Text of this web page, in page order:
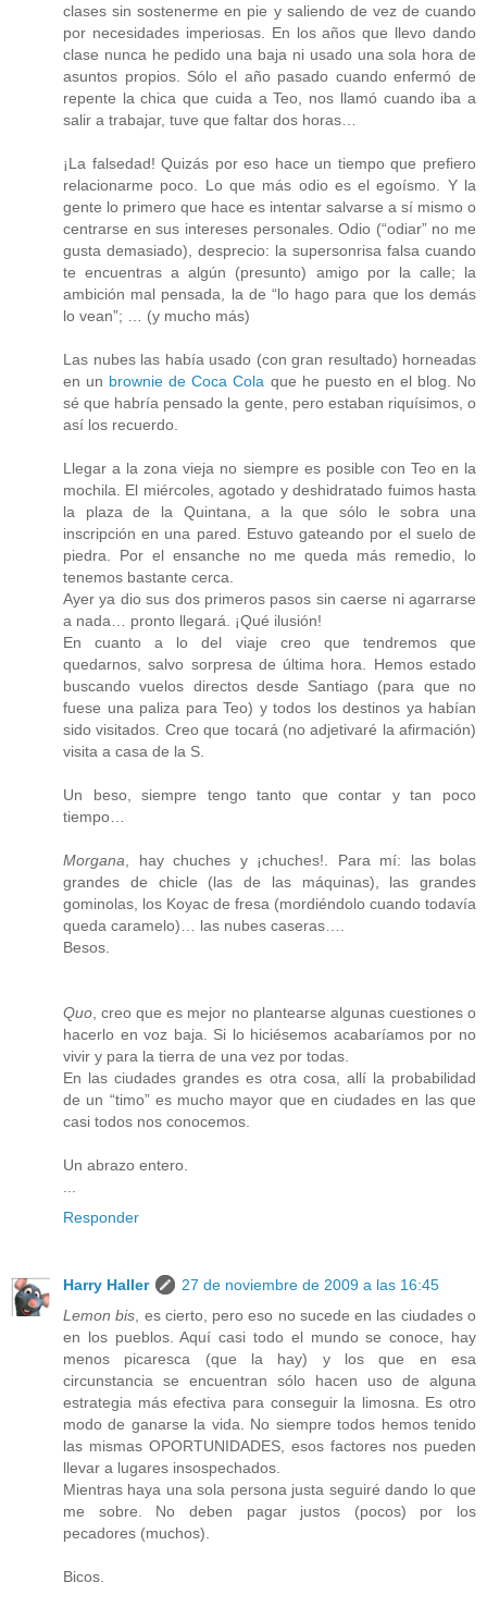
clases sin sostenerme en pie y saliendo de vez de cuando
por necesidades imperiosas. En los años que llevo dando
clase nunca he pedido una baja ni usado una sola hora de
asuntos propios. Sólo el año pasado cuando enfermó de
repente la chica que cuida a Teo, nos llamó cuando iba a
salir a trabajar, tuve que faltar dos horas…
¡La falsedad! Quizás por eso hace un tiempo que prefiero
relacionarme poco. Lo que más odio es el egoísmo. Y la
gente lo primero que hace es intentar salvarse a sí mismo o
centrarse en sus intereses personales. Odio (“odiar” no me
gusta demasiado), desprecio: la supersonrisa falsa cuando
te encuentras a algún (presunto) amigo por la calle; la
ambición mal pensada, la de “lo hago para que los demás
lo vean”; … (y mucho más)
Las nubes las había usado (con gran resultado) horneadas
en un brownie de Coca Cola que he puesto en el blog. No
sé que habría pensado la gente, pero estaban riquísimos, o
así los recuerdo.
Llegar a la zona vieja no siempre es posible con Teo en la
mochila. El miércoles, agotado y deshidratado fuimos hasta
la plaza de la Quintana, a la que sólo le sobra una
inscripción en una pared. Estuvo gateando por el suelo de
piedra. Por el ensanche no me queda más remedio, lo
tenemos bastante cerca.
Ayer ya dio sus dos primeros pasos sin caerse ni agarrarse
a nada… pronto llegará. ¡Qué ilusión!
En cuanto a lo del viaje creo que tendremos que
quedarnos, salvo sorpresa de última hora. Hemos estado
buscando vuelos directos desde Santiago (para que no
fuese una paliza para Teo) y todos los destinos ya habían
sido visitados. Creo que tocará (no adjetivaré la afirmación)
visita a casa de la S.
Un beso, siempre tengo tanto que contar y tan poco
tiempo…
Morgana, hay chuches y ¡chuches!. Para mí: las bolas
grandes de chicle (las de las máquinas), las grandes
gominolas, los Koyac de fresa (mordiéndolo cuando todavía
queda caramelo)… las nubes caseras….
Besos.
Quo, creo que es mejor no plantearse algunas cuestiones o
hacerlo en voz baja. Si lo hiciésemos acabaríamos por no
vivir y para la tierra de una vez por todas.
En las ciudades grandes es otra cosa, allí la probabilidad
de un “timo” es mucho mayor que en ciudades en las que
casi todos nos conocemos.
Un abrazo entero.
...
Responder
Harry Haller
27 de noviembre de 2009 a las 16:45
Lemon bis, es cierto, pero eso no sucede en las ciudades o
en los pueblos. Aquí casi todo el mundo se conoce, hay
menos picaresca (que la hay) y los que en esa
circunstancia se encuentran sólo hacen uso de alguna
estrategia más efectiva para conseguir la limosna. Es otro
modo de ganarse la vida. No siempre todos hemos tenido
las mismas OPORTUNIDADES, esos factores nos pueden
llevar a lugares insospechados.
Mientras haya una sola persona justa seguiré dando lo que
me sobre. No deben pagar justos (pocos) por los
pecadores (muchos).
Bicos.